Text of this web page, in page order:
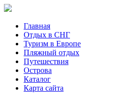
Главная
Отдых в СНГ
Туризм в Европе
Пляжный отдых
Путешествия
Острова
Каталог
Карта сайта